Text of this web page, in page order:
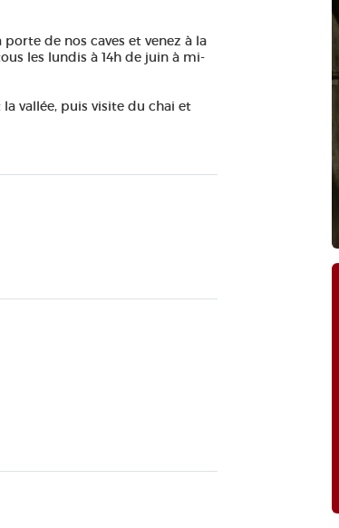
de nos caves et venez à la
les lundis à 14h de juin à mi-
vallée, puis visite du chai et